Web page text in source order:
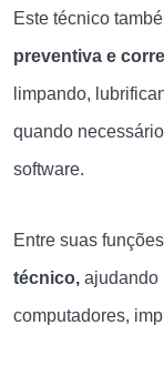
Este técnico
preventiva e
limpando,
quando
software.
Entre suas
técnico, ajudando
computadores,